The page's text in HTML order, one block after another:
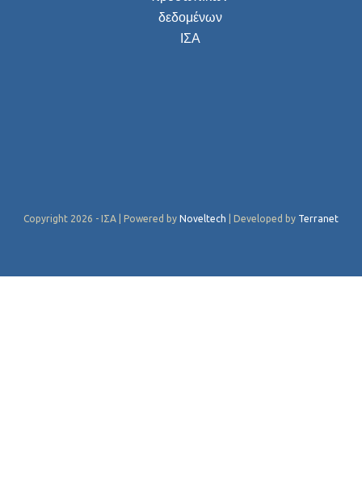
δεδομένων
ΙΣΑ
Copyright 2026 - ΙΣΑ | Powered by Noveltech | Developed by Terranet